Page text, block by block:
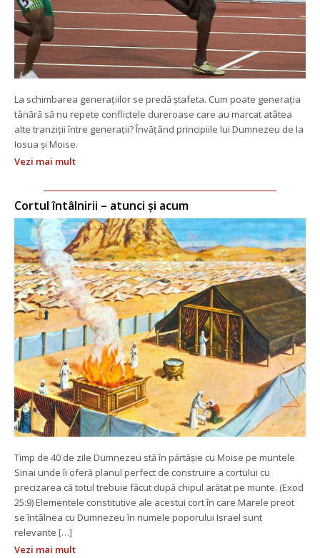
La schimbarea generațiilor se predă ștafeta. Cum poate generația
tânără să nu repete conflictele dureroase care au marcat atâtea
alte tranziții între generații? Învățând principiile lui Dumnezeu de la
Iosua și Moise.
Vezi mai mult
Cortul întâlnirii – atunci și acum
Timp de 40 de zile Dumnezeu stă în părtășie cu Moise pe muntele
Sinai unde îi oferă planul perfect de construire a cortului cu
precizarea că totul trebuie făcut după chipul arătat pe munte. (Exod
25:9) Elementele constitutive ale acestui cort în care Marele preot
e întâlnea cu Dumnezeu în numele poporului Israel sunt
relevante […]
Vezi mai mult